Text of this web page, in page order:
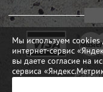
Мы используем cookies
интернет-сервис
вы даете согласие на
сервиса